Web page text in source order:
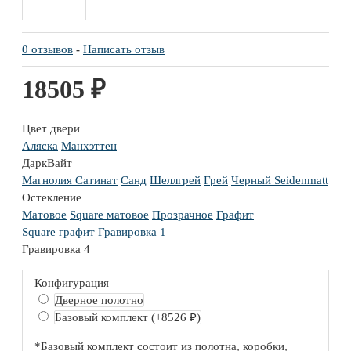
0 отзывов - Написать отзыв
18505 ₽
Цвет двери
Аляска Манхэттен
ДаркВайт
Магнолия Сатинат Санд Шеллгрей Грей Черный Seidenmatt
Остекление
Матовое Square матовое Прозрачное Графит
Square графит Гравировка 1
Гравировка 4
Конфигурация
Дверное полотно
Базовый комплект (+8526 ₽)
*Базовый комплект состоит из полотна, коробки,